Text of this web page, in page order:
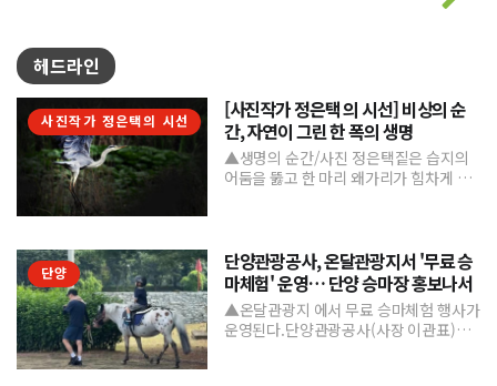
헤드라인
사진작가 정은택의 시선
[사진작가 정은택 의 시선] 비상의 순
간, 자연이 그린 한 폭의 생명
▲생명의 순간/사진 정은택짙은 습지의
어둠을 뚫고 한 마리 왜가리가 힘차게 날
단양
단양관광공사, 온달관광지서 '무료 승
마체험' 운영… 단양 승마장 홍보나서
▲온달관광지 에서 무료 승마체험 행사가
운영된다.단양관광공사(사장 이관표)가